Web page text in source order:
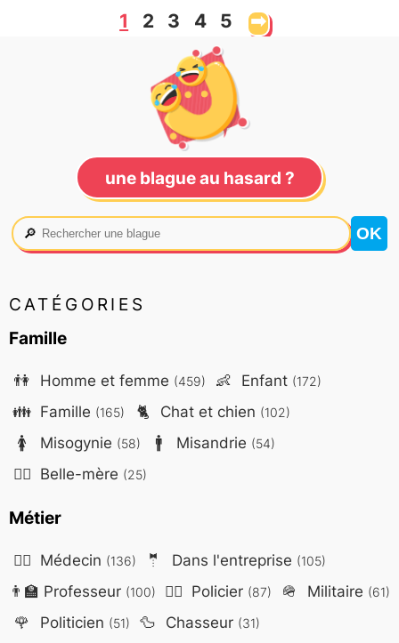
1 2 3 4 5 ➡
une blague au hasard ?
🔎
CATÉGORIES
Famille
👫 Homme et femme (459) 👶 Enfant (172)
👪 Famille (165) 🐈 Chat et chien (102)
🚺 Misogynie (58) 🚹 Misandrie (54)
🤷‍♀️ Belle-mère (25)
Métier
👨‍⚕️ Médecin (136) 🤵 Dans l'entreprise (105)
👨‍🏫 Professeur (100) 👮‍♂️ Policier (87) 🪖 Militaire (61)
🌹 Politicien (51) 🦆 Chasseur (31)